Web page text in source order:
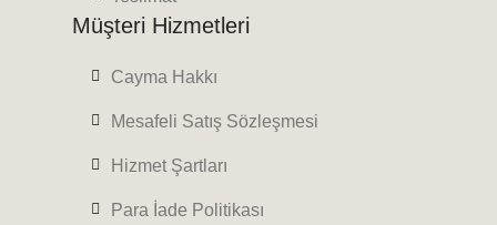
Müşteri Hizmetleri
Cayma Hakkı
Mesafeli Satış Sözleşmesi
Hizmet Şartları
Para İade Politikası